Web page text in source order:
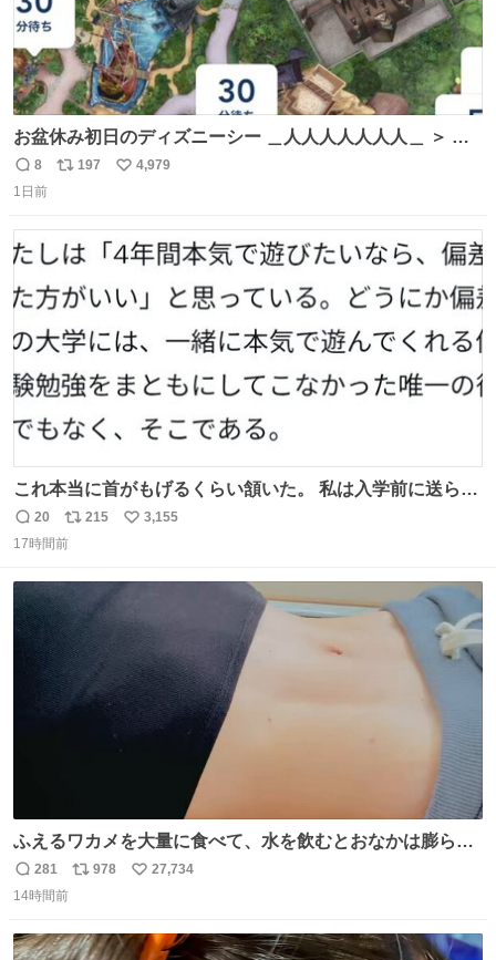
お盆休み初日のディズニーシー ＿人人人人人人人＿ ＞ 空
い て る！＜ ￣^Y^Y^Y^Y^ Y￣
返
信
8
リ
ト
数
197
い
数
4,979
1日前
これ本当に首がもげるくらい頷いた。 私は入学前に送られ
てきた、大学のサークル紹介冊子を見た時点で終わりを感
じたので、女子大でもないくせに偏差値の高い大学のイン
た。 高偏差値に行けないならせめてそれくらいした方が予
後がいいです。 https://t.co/9nMHIrETkw
返
信
20
リ
ポ
215
い
3,155
17時間前
ふえるワカメを大量に食べて、水を飲むとおなかは膨ら
む・・・・！？ ⚠️よい子は絶対マネしないでね⚠️ #夏休み
の自由研究
返
信
281
リ
ト
978
い
数
27,734
14時間前